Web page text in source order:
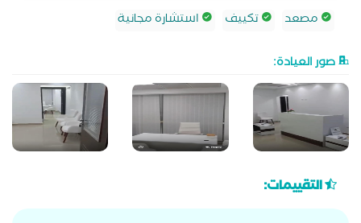
مصعد
تكييف استشارة مجانية
صور العيادة:
التقييمات: